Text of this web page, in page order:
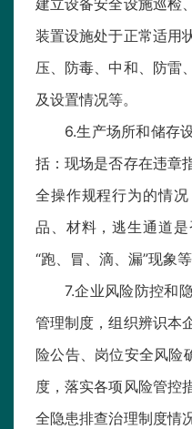
建立设备安全设施巡检
装置设施处于正常适用
压、防毒、中和、防雷
及设置情况等。
6.生产场所和储存
括：现场是否存在违章
全操作规程行为的情
品、材料，逃生通道
“跑、冒、滴、漏”现象等
7.企业风险防控和
管理制度，组织辨识本
险公告、岗位安全风险
度，落实各项风险管控
全隐患排查治理制度情